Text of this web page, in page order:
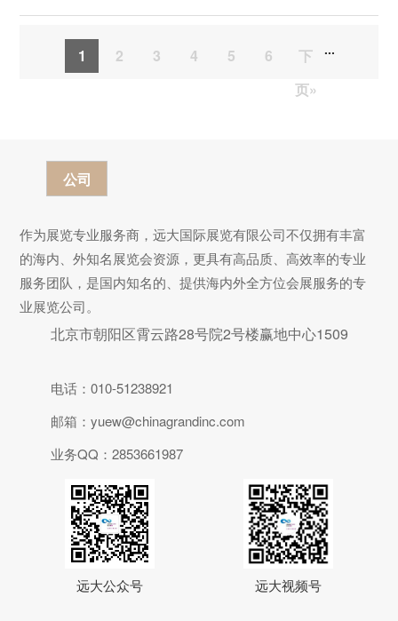
1 2 3 ...
4 5 6
下
页»
公司
作为展览专业服务商，远大国际展览有限公司不仅拥有丰富
的海内、外知名展览会资源，更具有高品质、高效率的专业
服务团队，是国内知名的、提供海内外全方位会展服务的专
业展览公司。
北京市朝阳区霄云路28号院2号楼赢地中心1509
电话：010-51238921
邮箱：yuew@chinagrandinc.com
业务QQ：2853661987
远大公众号 远大视频号